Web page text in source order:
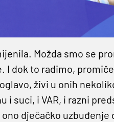
Možda smo se
dok to radimo,
živi u onih
suci, i VAR, i razni
dječačko uzbuđenje